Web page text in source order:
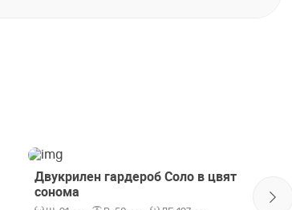
Двукрилен гардероб Соло в цвят
сонома